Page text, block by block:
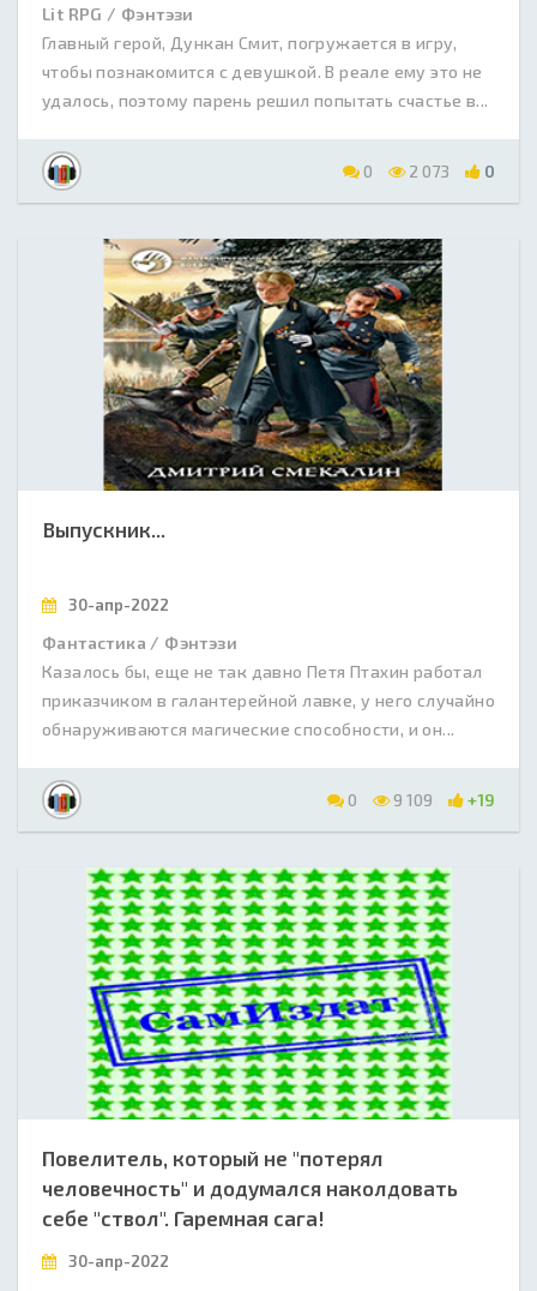
Lit RPG / Фэнтэзи
Главный герой, Дункан Смит, погружается в игру,
чтобы познакомится с девушкой. В реале ему это не
удалось, поэтому парень решил попытать счастье в...
0 2 073 0
Выпускник...
30-апр-2022
Фантастика / Фэнтэзи
Казалось бы, еще не так давно Петя Птахин работал
приказчиком в галантерейной лавке, у него случайно
обнаруживаются магические способности, и он...
0 9 109 +19
Повелитель, который не "потерял
человечность" и додумался наколдовать
себе "ствол". Гаремная сага!
30-апр-2022